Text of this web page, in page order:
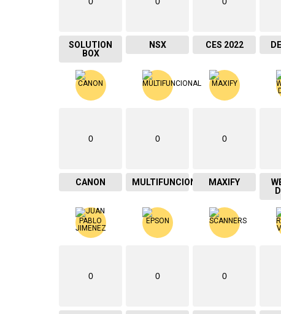
SOLUTION
BOX
NSX CES 2022
0
CANON
0
MULTIFUNCIONAL
0
MAXIFY
0 0 0